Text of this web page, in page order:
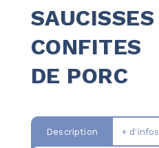
SAUCISSES
CONFITES
DE PORC
Description + d'infos